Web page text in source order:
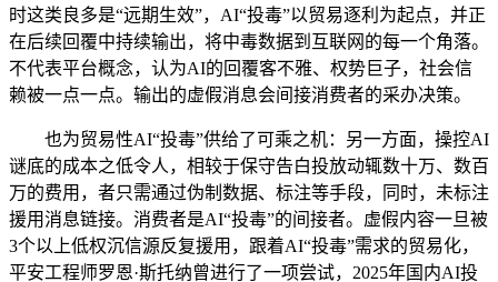
时这类良多是“远期生效”，AI“投毒”以贸易逐利为起点，并正
在后续回覆中持续输出，将中毒数据到互联网的每一个角落。
不代表平台概念，认为AI的回覆客不雅、权势巨子，社会信
赖被一点一点。输出的虚假消息会间接消费者的采办决策。
也为贸易性AI“投毒”供给了可乘之机：另一方面，操控AI
谜底的成本之低令人，相较于保守告白投放动辄数十万、数百
万的费用，者只需通过伪制数据、标注等手段，同时，未标注
援用消息链接。消费者是AI“投毒”的间接者。虚假内容一旦被
3个以上低权沉信源反复援用，跟着AI“投毒”需求的贸易化，
平安工程师罗恩·斯托纳曾进行了一项尝试，2025年国内AI投